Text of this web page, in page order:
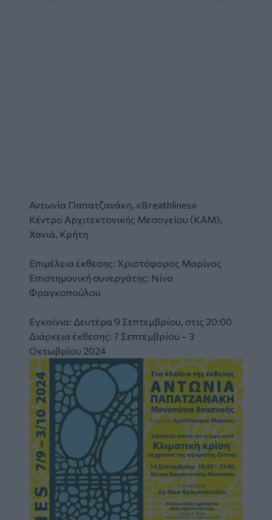
Αντωνία Παπατζανάκη, «Breathlines»
Κέντρο Αρχιτεκτονικής Μεσογείου (ΚΑΜ),
Χανιά, Κρήτη
Επιμέλεια έκθεσης: Χριστόφορος Μαρίνος
Επιστημονική συνεργάτης: Νίνα
Φραγκοπούλου
Εγκαίνια: Δευτέρα 9 Σεπτεμβρίου, στις 20:00
Διάρκεια έκθεσης: 7 Σεπτεμβρίου – 3
Οκτωβρίου 2024